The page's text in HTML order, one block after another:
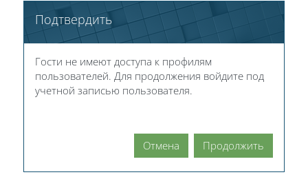
Подтвердить
Гости не имеют доступа к профилям
пользователей. Для продолжения войдите под
учетной записью пользователя.
Отмена Продолжить